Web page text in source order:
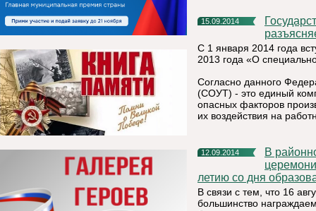
15.09.2014
Государственная инспекция труда в Республике Коми
С 1 января 2014 года
2013 года «О
Согласно данного
(СОУТ) - это единый
опасных факторов
их воздействия на
12.09.2014
В районном доме культуры 11 сентября 2014 года состоялась
летию со дня
В связи с тем, что 16
большинство